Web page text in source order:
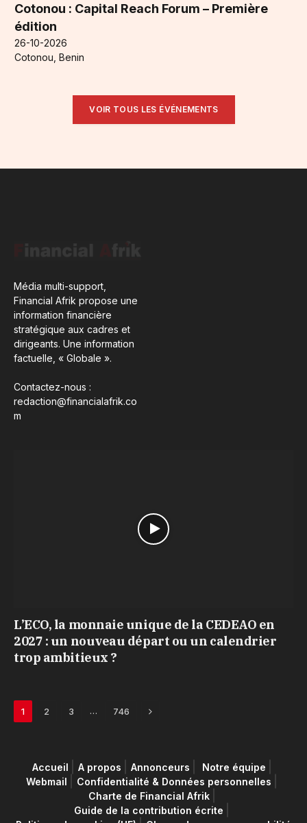
Cotonou : Capital Reach Forum – Première
édition
26-10-2026
Cotonou, Benin
VOIR TOUS LES ÉVÉNEMENTS
Média multi-support,
Financial Afrik propose une
information financière
stratégique aux cadres et
dirigeants. Une information
factuelle, « Globale ».
Contactez-nous :
redaction@financialafrik.co
m
L’ECO, la monnaie unique de la CEDEAO en
2027 : un nouveau départ ou un calendrier
trop ambitieux ?
1 2 3 … 746 Next
Accueil A propos Annonceurs
Notre équipe
Webmail
Confidentialité & Données personnelles
Charte de Financial Afrik
Guide de la contribution écrite